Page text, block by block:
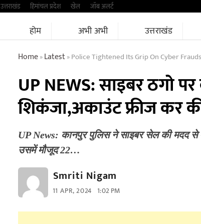
उत्तराखंड हिमांचल प्रदेश खेल जॉब अलर्ट
होम अभी अभी उत्तराखंड
Home»Latest»Police Tightened Its Grip On Cyber
UP NEWS: साइबर ठगो
शिकंजा,अकाउंट फ्रीज कर
UP News: कानपुर पुलिस ने साइबर सेल की मदद
उसमें मौजूद 22…
Smriti Nigam
11 APR, 2024 1:02 PM